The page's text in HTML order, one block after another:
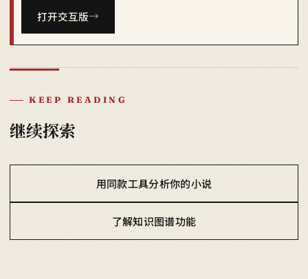
打开交互版
KEEP READING
继续探索
用同款工具分析你的小说
了解知识图谱功能